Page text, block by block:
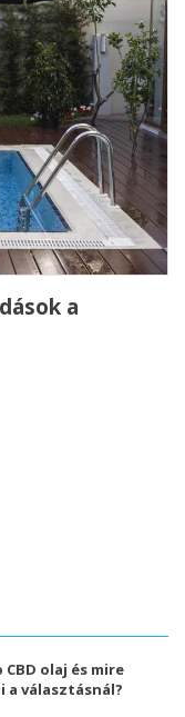
a
olaj és mire
a választásnál?